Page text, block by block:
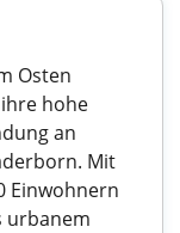
Osten
hohe
an
Mit
Einwohnern
urbanem